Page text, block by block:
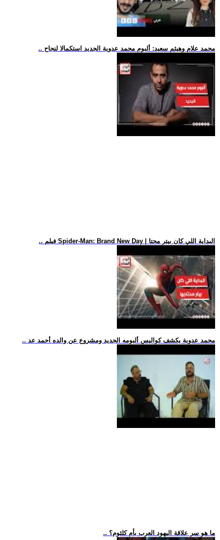
.. محمد علام وهيثم سعيد: ألبوم محمد عدوية الجديد استكمالا لنجاح
.. فيلم Spider-Man: Brand New Day | البداية اللي كان بيتر محتا
.. محمد عدوية يكشف كواليس ألبومه الجديد ومشروع عن والده أحمد عد
.. ما هو سر علاقة اليهود العرب بأم كلثوم؟